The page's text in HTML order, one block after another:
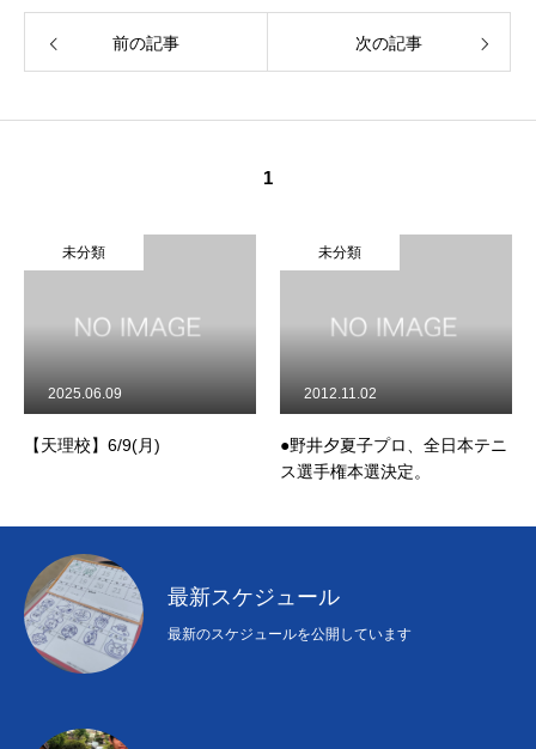
前の記事 次の記事
1
未分類
【天理校】6/9(月)
2025.06.09
未分類
●野井夕夏子プロ、全日本テニ
ス選手権本選決定。
2012.11.02
最新スケジュール
最新のスケジュールを公開しています